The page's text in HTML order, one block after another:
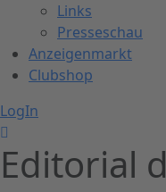
Links
Presseschau
Anzeigenmarkt
Clubshop
LogIn
Editorial